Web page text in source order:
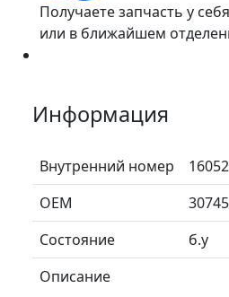
Получаете запчасть у
или в ближайшем
Информация
Внутренний номер
16052
ОЕМ
Состояние
б.у
Описание